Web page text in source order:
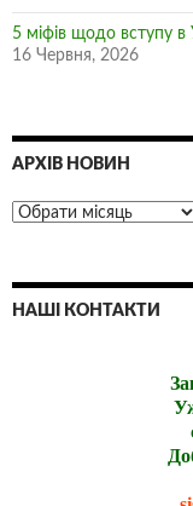
5 міфів щодо вступу в
16 Червня, 2026
АРХІВ НОВИН
НАШІ КОНТАКТИ